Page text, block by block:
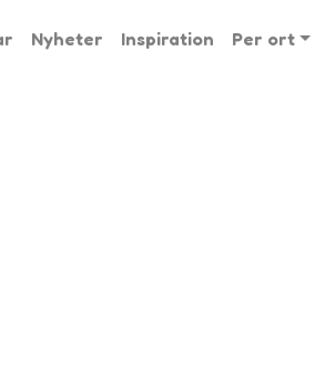
Nyheter Inspiration Per ort